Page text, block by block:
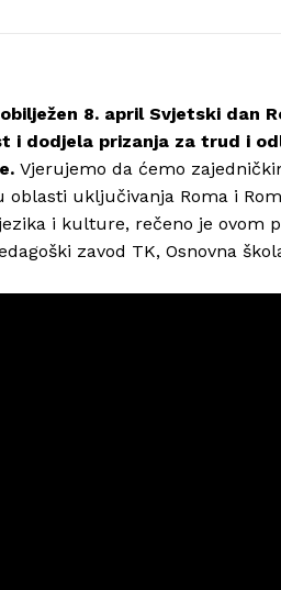
8. april Svjetski dan
i dodjela prizanja za trud i
Vjerujemo da ćemo
oblasti uključivanja Roma i
i kulture, rečeno je ovom
zavod TK, Osnovna